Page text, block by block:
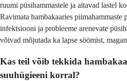
ruumi püsihammastele ja aitavad lastel
Ravimata hambakaaries
infektsiooni ja probleeme arenevate
võivad mõjutada ka lapse söömist,
Kas teil võib tekkida
suuhügieeni korral?